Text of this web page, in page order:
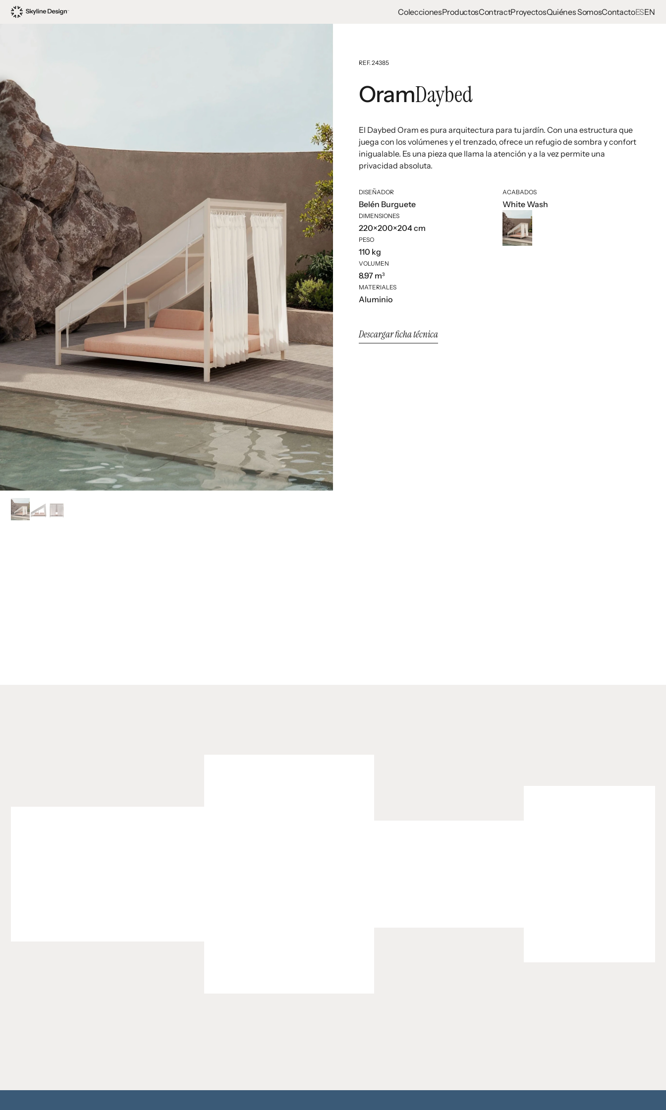
ColeccionesProductosContractProyectosQuiénes SomosContactoESEN
REF. 24385
OramDaybed
El Daybed Oram es pura arquitectura para tu jardín. Con una estructura que
juega con los volúmenes y el trenzado, ofrece un refugio de sombra y confort
inigualable. Es una pieza que llama la atención y a la vez permite una
privacidad absoluta.
DISEÑADOR
Belén Burguete
DIMENSIONES
220×200×204 cm
PESO
110 kg
VOLUMEN
8.97 m³
MATERIALES
Aluminio
ACABADOS
White Wash
Descargar ficha técnica